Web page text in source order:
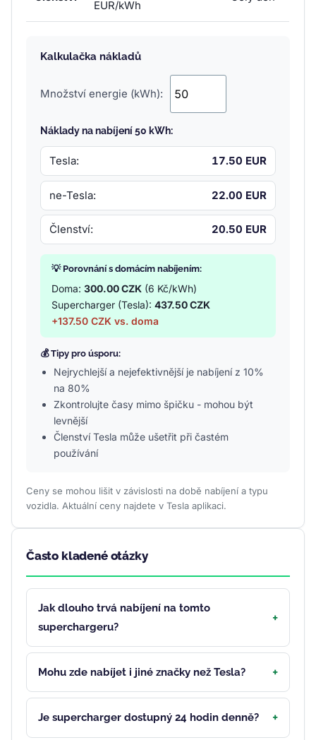
EUR/kWh
Kalkulačka nákladů
Množství energie (kWh):
Náklady na nabíjení 50 kWh:
Tesla: 17.50 EUR
ne-Tesla: 22.00 EUR
Členství: 20.50 EUR
💡 Porovnání s domácím nabíjením:
Doma: 300.00 CZK (6 Kč/kWh)
Supercharger (Tesla): 437.50 CZK
+137.50 CZK vs. doma
💰 Tipy pro úsporu:
Nejrychlejší a nejefektivnější je nabíjení z 10%
na 80%
Zkontrolujte časy mimo špičku - mohou být
levnější
Členství Tesla může ušetřit při častém
používání
Ceny se mohou lišit v závislosti na době nabíjení a typu
vozidla. Aktuální ceny najdete v Tesla aplikaci.
Často kladené otázky
Jak dlouho trvá nabíjení na tomto
superchargeru?
Mohu zde nabíjet i jiné značky než Tesla?
Je supercharger dostupný 24 hodin denně?